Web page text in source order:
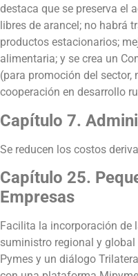
destaca que se preserva el
libres de arancel; no habrá
productos estacionarios;
alimentaria; y se crea un
(para promoción del sector,
cooperación en desarrollo
Capítulo 7.
Se reducen los costos
Capítulo 25.
Empresas
Facilita la incorporación de
suministro regional y
Pymes y un diálogo